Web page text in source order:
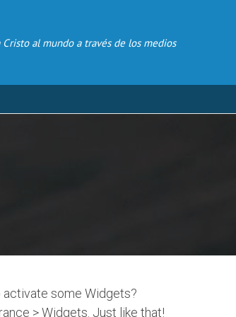
Cristo al mundo a través de los medios
activate some Widgets?
> Widgets. Just like that!